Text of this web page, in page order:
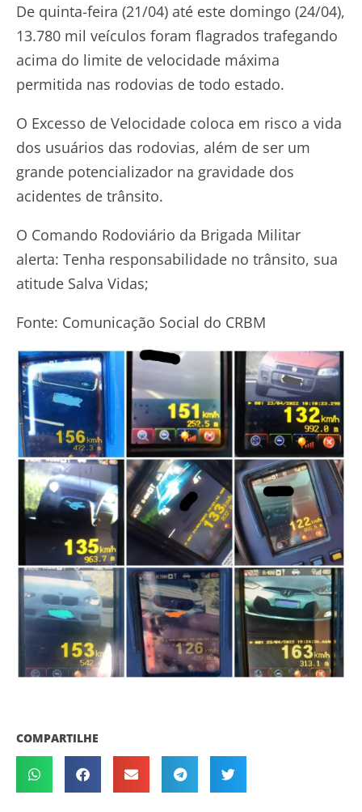
De quinta-feira (21/04) até este domingo (24/04),
13.780 mil veículos foram flagrados trafegando
acima do limite de velocidade máxima
permitida nas rodovias de todo estado.
O Excesso de Velocidade coloca em risco a vida
dos usuários das rodovias, além de ser um
grande potencializador na gravidade dos
acidentes de trânsito.
O Comando Rodoviário da Brigada Militar
alerta: Tenha responsabilidade no trânsito, sua
atitude Salva Vidas;
Fonte: Comunicação Social do CRBM
COMPARTILHE